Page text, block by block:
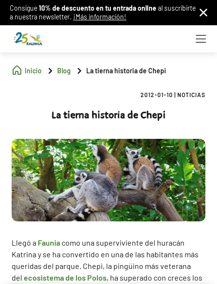
Consigue10% de descuento en tu entrada onlineal suscribirte
a nuestra newsletter. ¡Más información!
Inicio Blog La tierna historia de Chepi
2012-01-10 NOTICIAS
La tierna historia de Chepi
Llegó a Faunia como una superviviente del huracán
Katrina y se ha convertido en una de las habitantes más
queridas del parque. Chepi, la pingüino más veterana
del ecosistema de los Polos, ha superado con creces los